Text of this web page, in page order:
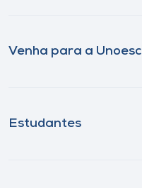
Venha para a Unoesc
Estudantes